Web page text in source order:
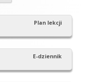
Plan lekcji
E-dziennik